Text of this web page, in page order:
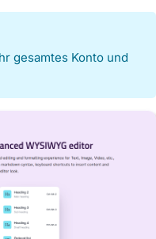
gesamtes Konto und